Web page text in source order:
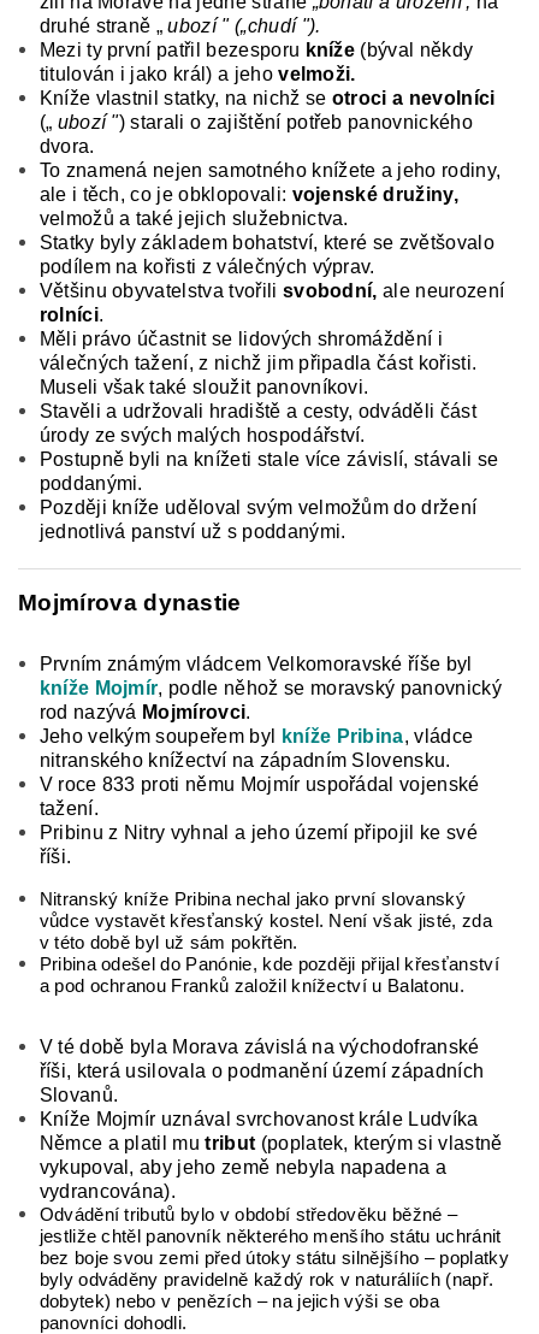
dru­hé straně „ubozí " („chudí ").
Mezi ty první patřil bezesporu kníže (býval někdy
titulován i jako král) a jehovelmoži.
Kníže vlastnil statky, na nichž se otroci a nevolníci
(„ ubozí ") starali o zajištění po­třeb panovnického
dvora.
To znamená nejen sa­motného knížete a jeho rodiny,
ale i těch, co je obklopovali: vojenské družiny,
velmožů a také je­jich služebnictva.
Statky byly základem bohatství, které se zvětšovalo
podílem na kořisti z válečných výprav.
Většinu obyvatelstva tvořili svobodní,ale neuro­zení
rolníci.
Měli právo účastnit se lidových shromáždění i
válečných tažení, z nichž jim připadla část kořisti.
Museli však také sloužit panovníkovi.
Stavěli a udržovali hradiště a cesty, odváděli část
úrody ze svých malých hospodářství.
Postupně by­li na knížeti stale více závislí, stávali se
poddanými.
Později kníže uděloval svým velmožům do držení
jednotlivá panství už s poddanými.
Mojmírova dynastie
Prvním známým vládcem Velkomoravské říše byl
kníže Mojmír, podle něhož se moravský panov­nický
rod nazývá Mojmírovci.
Jeho velkým soupe­řem byl
kníže Pribina, vládce
nitranského knížectví na západním Slovensku.
V roce 833 proti němu Mojmír uspořádal vojenské
tažení.
Pribinu z Nitry vyhnal a jeho území připojil ke své
říši.
Nitranský kníže Pribina nechal jako první slovanský
vůdce vystavět křesťanský kostel. Není však jisté, zda
v této době byl už sám pokřtěn.
Pribina odešel do Panónie, kde později přijal křesťanství
a pod ochranou Franků založil knížectví u Balatonu.
V té době byla Morava závislá na východofranské
říši, která usilovala o podmanění území západních
Slovanů.
Kníže Mojmír uznával svrchovanost krá­le Ludvíka
Němce a platil mutribut (poplatek, kte­rým si vlastně
vykupoval, aby jeho země nebyla napadena a
vydrancována).
Odvádění tributů bylo v období středověku běžné –
jestliže chtěl panovník některého menšího státu uchránit
bez boje svou zemi před útoky státu silnějšího – poplatky
byly odváděny pravidelně každý rok v naturáliích (např.
dobytek) nebo v penězích – na jejich výši se oba
panovníci dohodli.